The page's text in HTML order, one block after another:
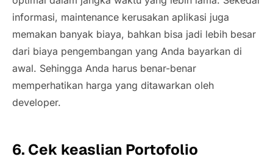
informasi, maintenance kerusakan aplikasi juga
memakan banyak biaya, bahkan bisa jadi lebih besar
dari biaya pengembangan yang Anda bayarkan di
awal. Sehingga Anda harus benar-benar
memperhatikan harga yang ditawarkan oleh
developer.
6. Cek keaslian Portofolio